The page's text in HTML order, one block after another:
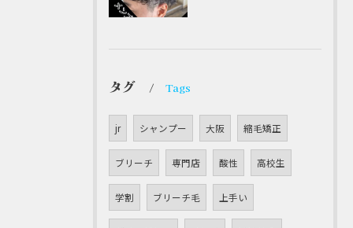
タグ Tags
jr シャンプー 大阪 縮毛矯正
ブリーチ 専門店 酸性 高校生
学割 ブリーチ毛 上手い